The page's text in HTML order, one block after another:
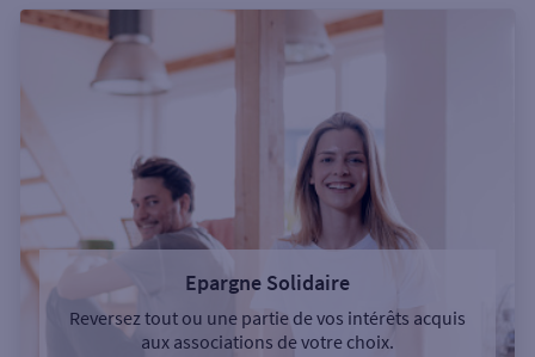
Epargne Solidaire
Reversez tout ou une partie de vos intérêts acquis
aux associations de votre choix.